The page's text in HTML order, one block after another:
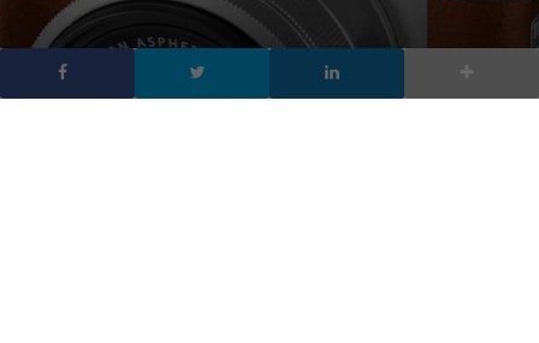
Samsung Galaxy X scheda tecnica
La più recente “sbirciata” su come potrebbe essere il design del
Galaxy X proviene da The Investor e mostra un enorme
schermo OLED da7,3 polliciche si ripiega in una forma che